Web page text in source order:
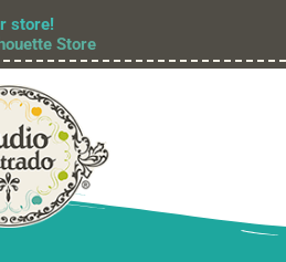
store!
Store